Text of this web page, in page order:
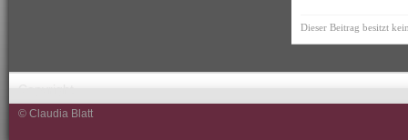
Dieser Beitrag besitzt
© Claudia Blatt